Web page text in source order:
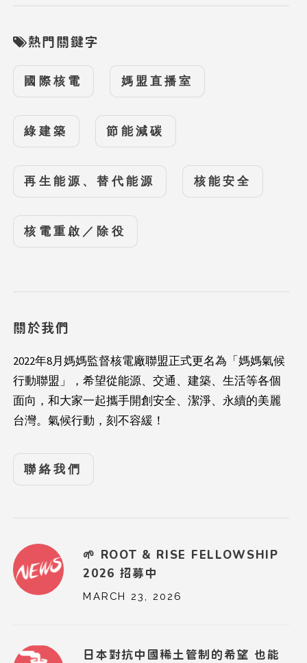
熱門關鍵字
國際核電 媽盟直播室
綠建築 節能減碳
再生能源、替代能源 核能安全
核電重啟／除役
關於我們
2022年8月媽媽監督核電廠聯盟正式更名為「媽媽氣候
行動聯盟」，希望從能源、交通、建築、生活等各個
面向，和大家一起攜手開創安全、潔淨、永續的美麗
台灣。氣候行動，刻不容緩！
聯絡我們
🌱 ROOT & RISE FELLOWSHIP
2026 招募中
MARCH 23, 2026
日本對抗中國稀土管制的希望 也能